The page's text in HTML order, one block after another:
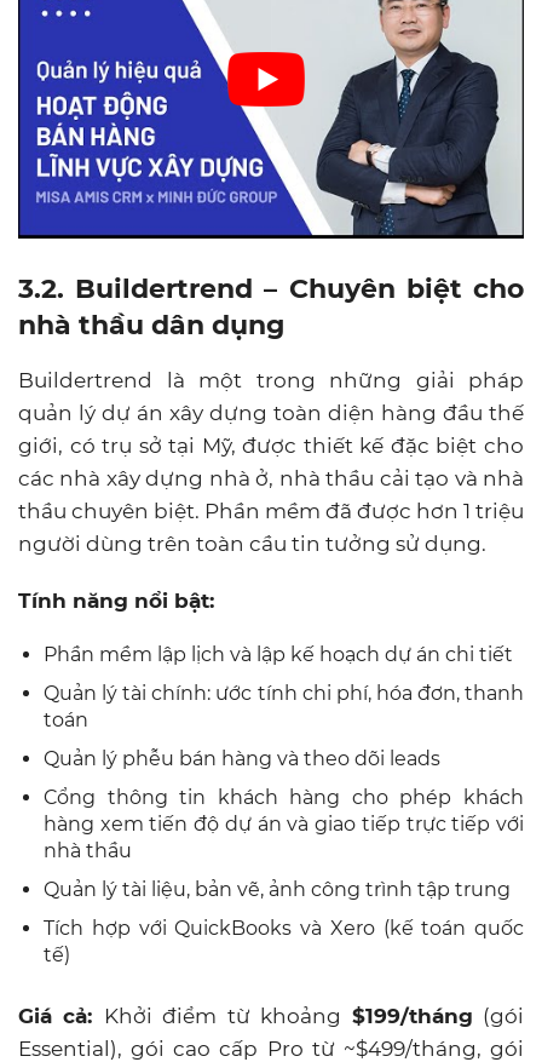
3.2. Buildertrend – Chuyên biệt cho
nhà thầu dân dụng
Buildertrend là một trong những giải pháp
quản lý dự án xây dựng toàn diện hàng đầu thế
giới, có trụ sở tại Mỹ, được thiết kế đặc biệt cho
các nhà xây dựng nhà ở, nhà thầu cải tạo và nhà
thầu chuyên biệt. Phần mềm đã được hơn 1 triệu
người dùng trên toàn cầu tin tưởng sử dụng.
Tính năng nổi bật:
Phần mềm lập lịch và lập kế hoạch dự án chi tiết
Quản lý tài chính: ước tính chi phí, hóa đơn, thanh
toán
Quản lý phễu bán hàng và theo dõi leads
Cổng thông tin khách hàng cho phép khách
hàng xem tiến độ dự án và giao tiếp trực tiếp với
nhà thầu
Quản lý tài liệu, bản vẽ, ảnh công trình tập trung
Tích hợp với QuickBooks và Xero (kế toán quốc
tế)
Giá cả: Khởi điểm từ khoảng $199/tháng (gói
Essential), gói cao cấp Pro từ ~$499/tháng, gói